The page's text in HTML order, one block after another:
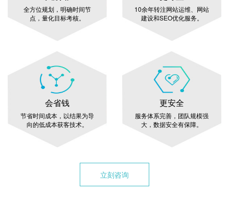
全方位规划，明确时间节
点，量化目标考核。
10余年转注网站运维、网站
建设和SEO优化服务。
会省钱
节省时间成本，以结果为导
向的低成本获客技术。
更安全
服务体系完善，团队规模强
大，数据安全有保障。
立刻咨询